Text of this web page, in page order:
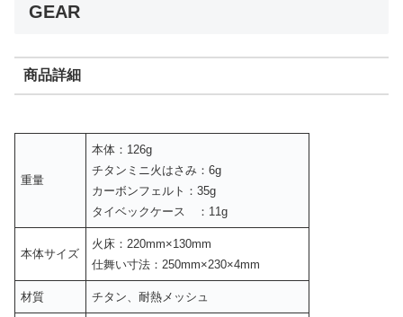
GEAR
商品詳細
重量
本体：126g
チタンミニ火はさみ：6g
カーボンフェルト：35g
タイベックケース ：11g
本体サイズ
火床：220mm×130mm
仕舞い寸法：250mm×230×4mm
材質 チタン、耐熱メッシュ